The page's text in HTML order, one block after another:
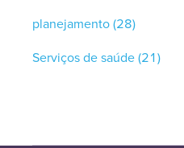
planejamento(28)
Serviços de saúde(21)